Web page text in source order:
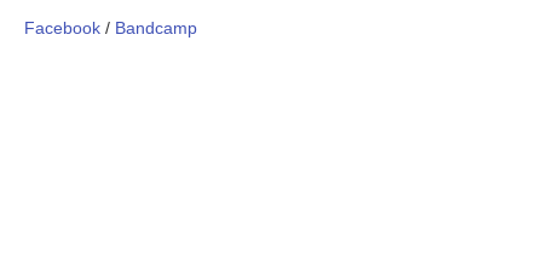
Facebook / Bandcamp